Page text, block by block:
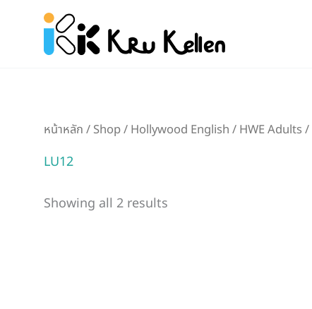
content
หน้าหลัก / Shop/ Hollywood English / HWE Adults /
LU12
Showing all 2 results